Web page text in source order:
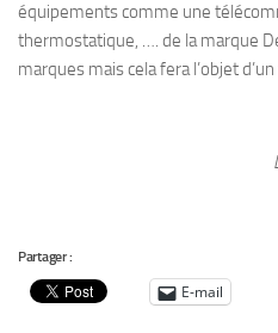
équipements comme une
thermostatique, …. de la marque
marques mais cela fera l’objet
Partager :
E-mail